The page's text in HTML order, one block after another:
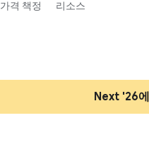
Next '26
가격 책정 리소스